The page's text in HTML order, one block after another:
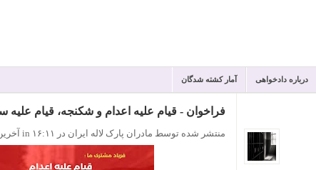
درباره دادخواهی آمار کشته شدگان
فراخوان - قیام علیه اعدام و شکنجه، قیام
منتشر شده توسط مادران پارک لاله ایران در ۱۶:۱۱ in